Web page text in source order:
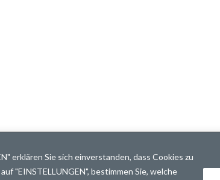
erklären Sie sich einverstanden, dass Cookies zu
"EINSTELLUNGEN", bestimmen Sie, welche
Journey.